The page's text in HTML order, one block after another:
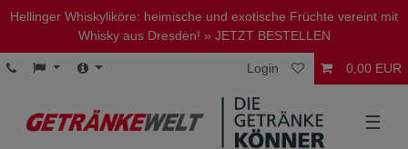
Hellinger Whiskyliköre: heimische und exotische Früchte vereint mit
Whisky aus Dresden! » JETZT BESTELLEN
Login 0,00 EUR
☰